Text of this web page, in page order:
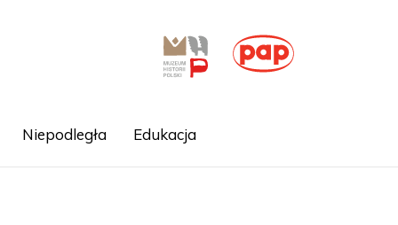
Niepodległa Edukacja